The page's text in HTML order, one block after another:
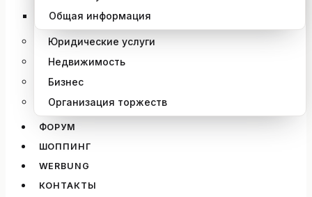
Общая информация
Юридические услуги
Недвижимость
Бизнес
Организация торжеств
ФОРУМ
ШОППИНГ
WERBUNG
КОНТАКТЫ